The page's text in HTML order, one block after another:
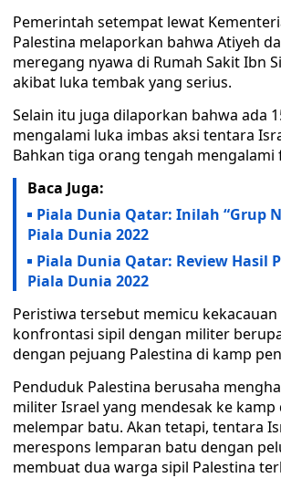
Pemerintah setempat lewat
Palestina melaporkan bahwa Atiyeh
meregang nyawa di Rumah Sakit Ibn
akibat luka tembak yang serius.
Selain itu juga dilaporkan bahwa ada
mengalami luka imbas aksi tentara
Bahkan tiga orang tengah mengalami
Baca Juga:
Piala Dunia Qatar: Inilah “Grup
Piala Dunia 2022
Piala Dunia Qatar: Review Hasil
Piala Dunia 2022
Peristiwa tersebut memicu
konfrontasi sipil dengan militer
dengan pejuang Palestina di kamp
Penduduk Palestina berusaha
militer Israel yang mendesak ke kamp
melempar batu. Akan tetapi, tentara
merespons lemparan batu dengan
membuat dua warga sipil Palestina